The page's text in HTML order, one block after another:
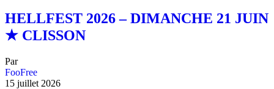
HELLFEST 2026 – DIMANCHE 21 JUIN
★ CLISSON
Par
FooFree
15 juillet 2026